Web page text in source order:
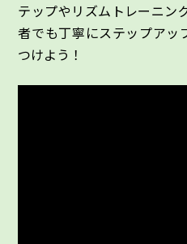
テップやリズムトレーニン
者でも丁寧にステップアッ
つけよう！